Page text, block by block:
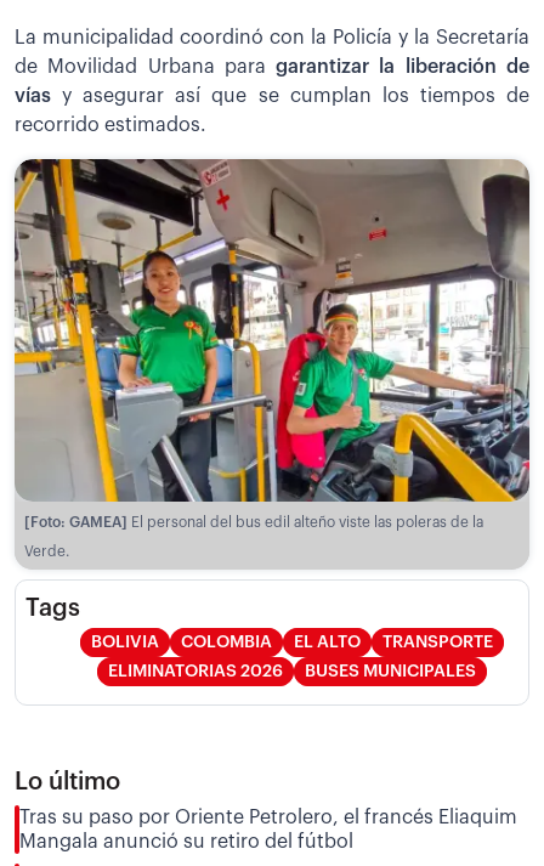
La municipalidad coordinó con la Policía y la Secretaría
de Movilidad Urbana paragarantizar la liberación de
vías y asegurar así que se cumplan los tiempos de
recorrido estimados.
[Foto: GAMEA]
El personal del bus edil alteño viste las poleras de la
Verde.
Tags
BOLIVIA COLOMBIA EL ALTO
TRANSPORTE
ELIMINATORIAS 2026
BUSES MUNICIPALES
Lo último
Tras su paso por Oriente Petrolero, el francés Eliaquim
Mangala anunció su retiro del fútbol